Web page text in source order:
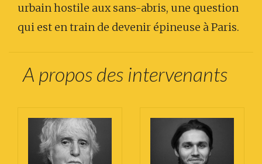
urbain hostile aux sans-abris, une question
qui est en train de devenir épineuse à Paris.
A propos des intervenants